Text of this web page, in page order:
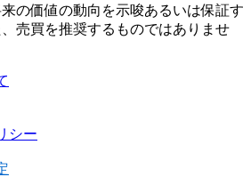
の価値の動向を示唆あるいは保証す
売買を推奨するものではありませ
シー